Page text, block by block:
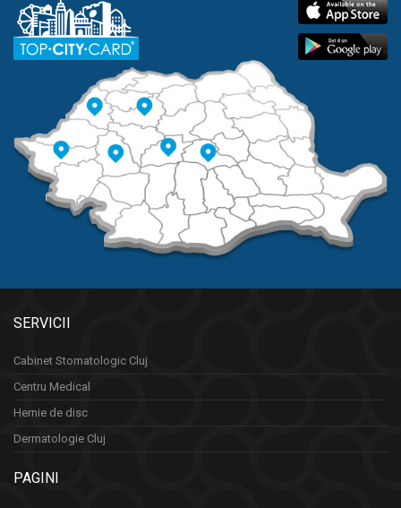
SERVICII
Cabinet Stomatologic Cluj
Centru Medical
Hernie de disc
Dermatologie Cluj
PAGINI